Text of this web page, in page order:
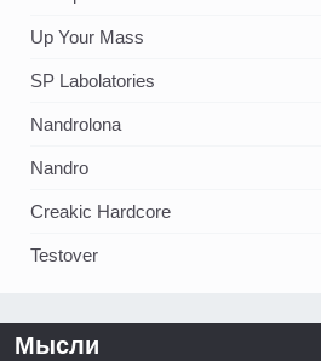
Up Your Mass
SP Labolatories
Nandrolona
Nandro
Creakic Hardcore
Testover
Мысли